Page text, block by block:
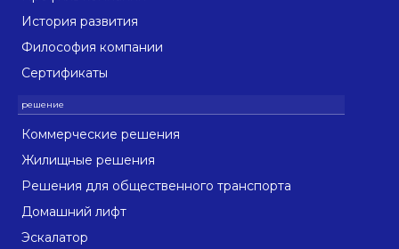
История развития
Философия компании
Сертификаты
Коммерческие решения
Жилищные решения
Решения для общественного транспорта
Домашний лифт
Эскалатор